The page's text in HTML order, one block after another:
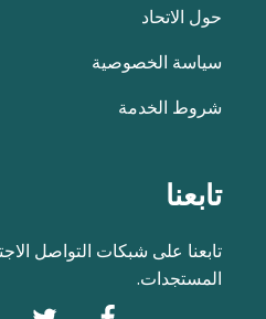
حول الاتحاد
سياسة الخصوصية
شروط الخدمة
تابعنا
تابعنا على شبكات التواصل
المستجدات.